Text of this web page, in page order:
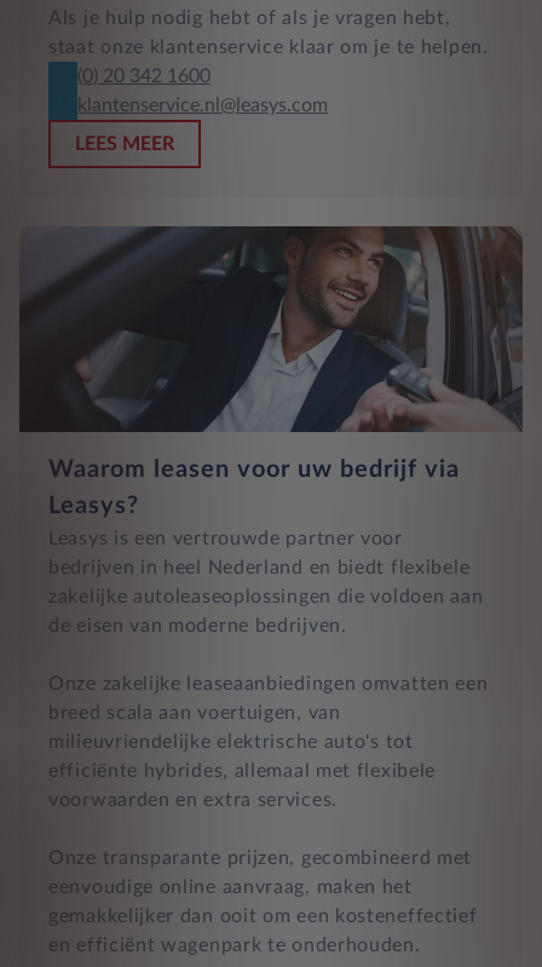
Als je hulp nodig hebt of als je vragen hebt,
staat onze klantenservice klaar om je te helpen.
(0) 20 342 1600
klantenservice.nl@leasys.com
LEES MEER
Waarom leasen voor uw bedrijf via
Leasys?
Leasys is een vertrouwde partner voor
bedrijven in heel Nederland en biedt flexibele
zakelijke autoleaseoplossingen die voldoen aan
de eisen van moderne bedrijven.
Onze zakelijke leaseaanbiedingen omvatten een
breed scala aan voertuigen, van
milieuvriendelijke elektrische auto's tot
efficiënte hybrides, allemaal met flexibele
voorwaarden en extra services.
Onze transparante prijzen, gecombineerd met
eenvoudige online aanvraag, maken het
gemakkelijker dan ooit om een kosteneffectief
en efficiënt wagenpark te onderhouden.